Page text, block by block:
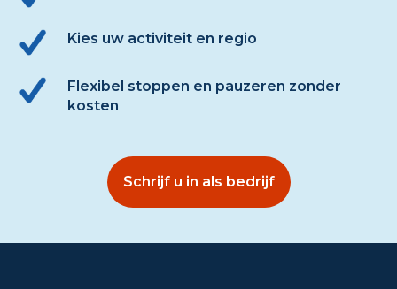
Kies uw activiteit en regio
Flexibel stoppen en pauzeren zonder
kosten
Schrijf u in als bedrijf